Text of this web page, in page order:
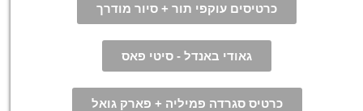
כרטיסים עוקפי תור + סיור מודרך
גאודי באנדל - סיטי פאס
כרטיס סגרדה פמיליה + פארק גואל